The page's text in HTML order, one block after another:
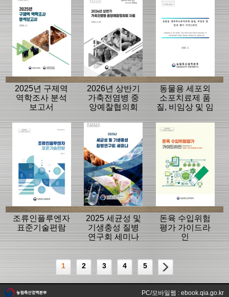
2025년 구제역
역학조사 분석
보고서
2026년 상반기
가축전염병 중
앙예찰협의회
동물용 세포외
소포치료제 품
질, 비임상 및 임
라인
조류인플루엔자
표준기술편람
2025 세균성 및
기생충성 질병
연구회 세미나
돈육 수입위험
평가 가이드라
인
1 2 3 4 5
PC/모바일웹 : ebook.qia.go.kr